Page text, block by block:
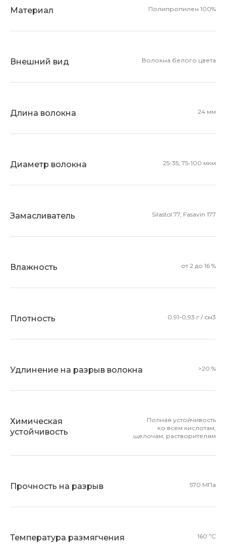
Материал Полипропилен 100%
Внешний вид Волокна белого цвета
Длина волокна 24 мм
Диаметр волокна 25-35, 75-100 мкм
Замасливатель Silastol 77, Fasavin 177
Влажность от 2 до 16 %
Плотность 0,91-0,93 г / см3
Удлинение на разрыв волокна >20 %
Химическая
устойчивость
Полная устойчивость
ко всем кислотам,
щелочам, растворителям
Прочность на разрыв 570 МПа
Температура размягчения 160 ºС